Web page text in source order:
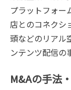
プラットフォー
店とのコネクシ
頭などのリアル
ンテンツ配信の
M&Aの手法